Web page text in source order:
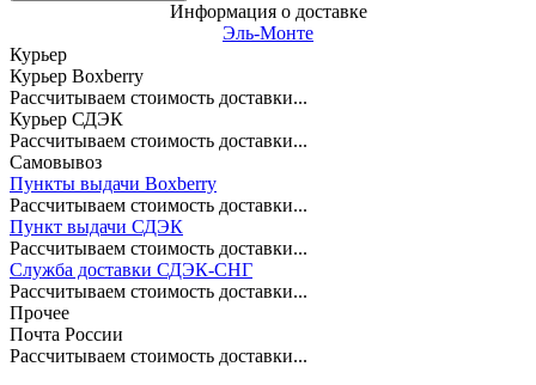
Информация о доставке
Эль-Монте
Курьер
Курьер Boxberry
Рассчитываем стоимость доставки...
Курьер СДЭК
Рассчитываем стоимость доставки...
Самовывоз
Пункты выдачи Boxberry
Рассчитываем стоимость доставки...
Пункт выдачи СДЭК
Рассчитываем стоимость доставки...
Служба доставки СДЭК-СНГ
Рассчитываем стоимость доставки...
Прочее
Почта России
Рассчитываем стоимость доставки...